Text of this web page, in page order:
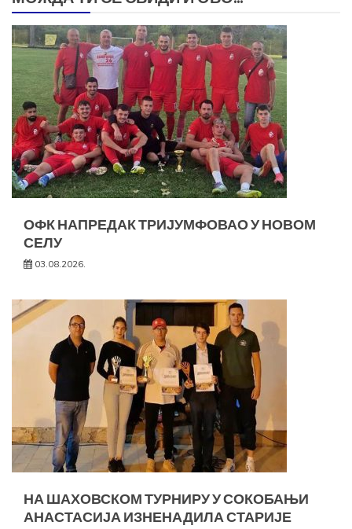
ОФК НАПРЕДАК ТРИЈУМФОВАО У НОВОМ
СЕЛУ
03.08.2026.
НА ШАХОВСКОМ ТУРНИРУ У СОКОБАЊИ
АНАСТАСИЈА ИЗНЕНАДИЛА СТАРИЈЕ